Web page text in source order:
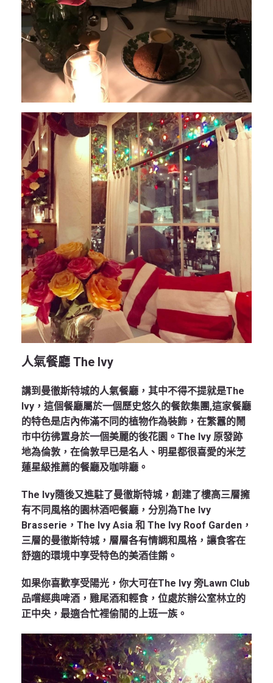
人氣餐廳 The Ivy
講到曼徹斯特城的人氣餐廳，其中不得不提就是The
Ivy，這個餐廳屬於一個歷史悠久的餐飲集團,這家餐廳
的特色是店內佈滿不同的植物作為裝飾，在繁囂的鬧
市中彷彿置身於一個美麗的後花園。The Ivy 原發跡
地為倫敦，在倫敦早已是名人、明星都很喜愛的米芝
蓮星級推薦的餐廳及咖啡廳。
The Ivy隨後又進駐了曼徹斯特城，創建了樓高三層擁
有不同風格的園林酒吧餐廳，分別為The Ivy
Brasserie，The Ivy Asia 和 The Ivy Roof Garden，
三層的曼徹斯特城，層層各有情調和風格，讓食客在
舒適的環境中享受特色的美酒佳餚。
如果你喜歡享受陽光，你大可在The Ivy 旁Lawn Club
品嚐經典啤酒，雞尾酒和輕食，位處於辦公室林立的
正中央，最適合忙裡偷閒的上班一族。